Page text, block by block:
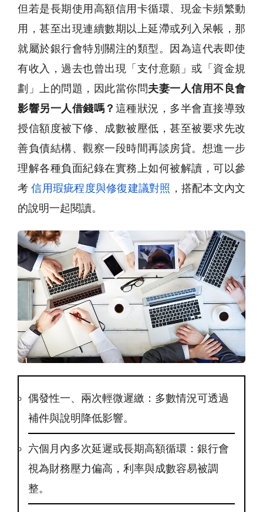
但若是長期使用高額信用卡循環、現金卡頻繁動
用，甚至出現連續數期以上延滯或列入呆帳，那
就屬於銀行會特別關注的類型。因為這代表即使
有收入，過去也曾出現「支付意願」或「資金規
劃」上的問題，因此當你問夫妻一人信用不良會
影響另一人借錢嗎？ 這種狀況，多半會直接導致
授信額度被下修、成數被壓低，甚至被要求先改
善負債結構、觀察一段時間再談房貸。想進一步
理解各種負面紀錄在實務上如何被解讀，可以參
考 信用瑕疵程度與修復建議對照 ，搭配本文內文
的說明一起閱讀。
偶發性一、兩次輕微遲繳：多數情況可透過
補件與說明降低影響。
六個月內多次延遲或長期高額循環：銀行會
視為財務壓力偏高，利率與成數容易被調
整。